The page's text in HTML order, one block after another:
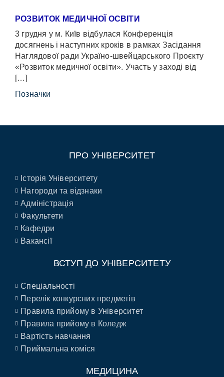
РОЗВИТОК МЕДИЧНОЇ ОСВІТИ
3 грудня у м. Київ відбулася Конференція
досягнень і наступних кроків в рамках Засідання
Наглядової ради Україно-швейцарського Проєкту
«Розвиток медичної освіти». Участь у заході від
[…]
Позначки
ПРО УНІВЕРСИТЕТ
Історія Університету
Нагороди та відзнаки
Адміністрація
Факультети
Кафедри
Вакансії
ВСТУП ДО УНІВЕРСИТЕТУ
Спеціальності
Перелік конкурсних предметів
Правила прийому в Університет
Правила прийому в Коледж
Вартість навчання
Приймальна коміся
МЕДИЦИНА